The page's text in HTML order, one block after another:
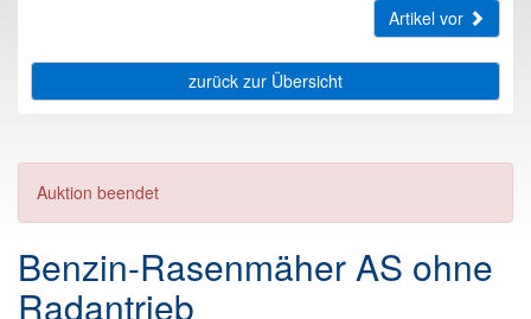
Artikel vor
zurück zur Übersicht
Auktion beendet
Benzin-Rasenmäher AS ohne
Radantrieb